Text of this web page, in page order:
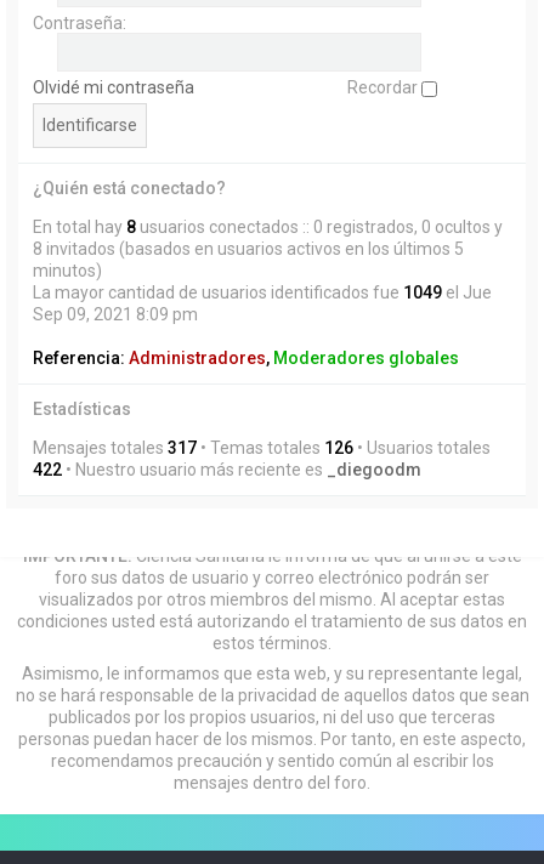
Contraseña:
Olvidé mi contraseña Recordar
¿Quién está conectado?
En total hay 8 usuarios conectados :: 0 registrados, 0 ocultos y
8 invitados (basados en usuarios activos en los últimos 5
minutos)
La mayor cantidad de usuarios identificados fue 1049 el Jue
Sep 09, 2021 8:09 pm
Referencia: Administradores, Moderadores globales
Estadísticas
Mensajes totales 317 • Temas totales 126 • Usuarios totales
422 • Nuestro usuario más reciente es _diegoodm
IMPORTANTE: Ciencia Sanitaria le informa de que al unirse a este
foro sus datos de usuario y correo electrónico podrán ser
visualizados por otros miembros del mismo. Al aceptar estas
condiciones usted está autorizando el tratamiento de sus datos en
estos términos.
Asimismo, le informamos que esta web, y su representante legal,
no se hará responsable de la privacidad de aquellos datos que sean
publicados por los propios usuarios, ni del uso que terceras
personas puedan hacer de los mismos. Por tanto, en este aspecto,
recomendamos precaución y sentido común al escribir los
mensajes dentro del foro.